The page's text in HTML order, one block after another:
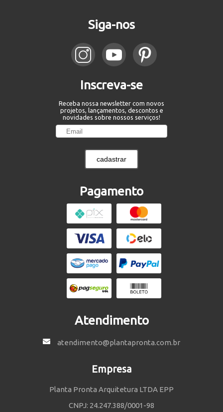
Siga-nos
Inscreva-se
Receba nossa newsletter com novos
projetos, lançamentos, descontos e
novidades sobre nossos serviços!
cadastrar
Pagamento
Atendimento
atendimento@plantapronta.com.br
Empresa
Planta Pronta Arquitetura LTDA EPP
CNPJ: 24.247.388/0001-98